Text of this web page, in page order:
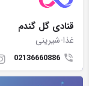
قنادی گل گندم
غذا-شیرینی
02136660886